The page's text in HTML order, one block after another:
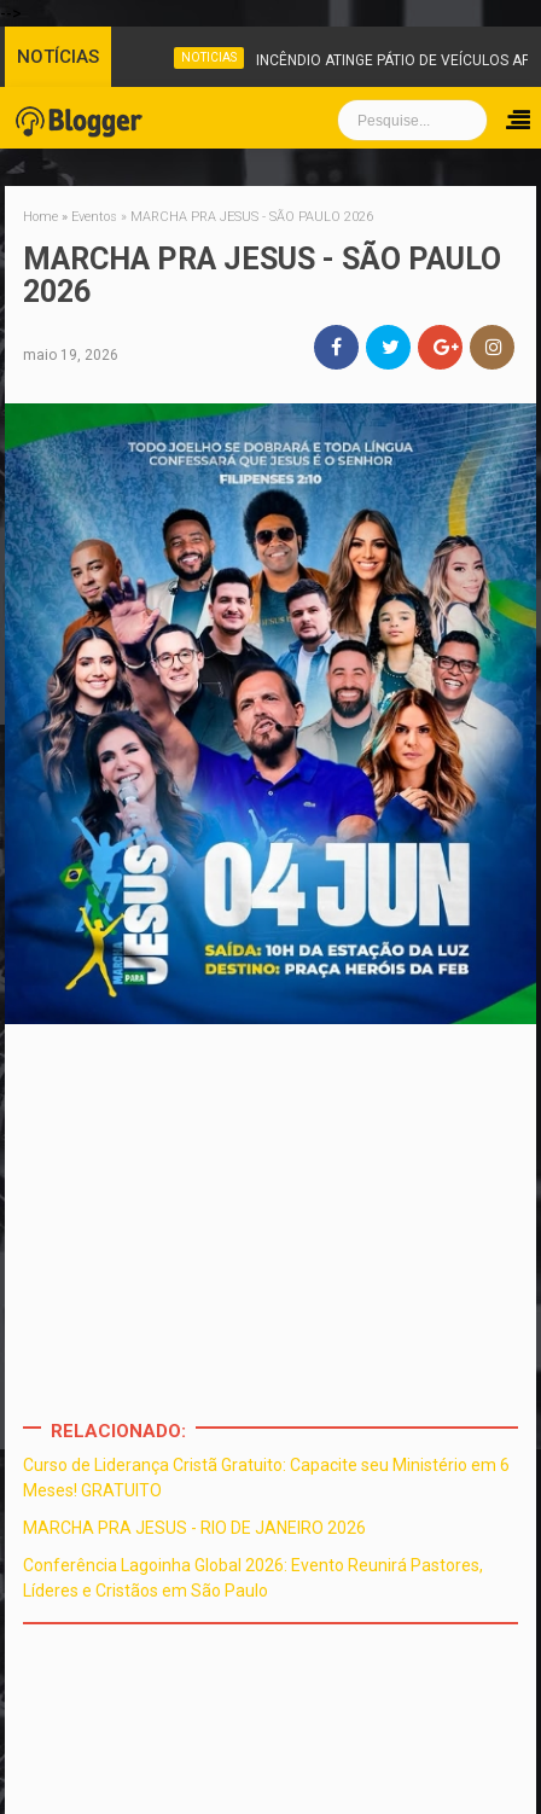
-->
NOTÍCIAS NOTICIAS INCÊNDIO ATINGE PÁTIO DE VEÍCULOS
Home » Eventos » MARCHA PRA JESUS - SÃO PAULO 2026
MARCHA PRA JESUS - SÃO PAULO
2026
maio 19, 2026
RELACIONADO:
Curso de Liderança Cristã Gratuito: Capacite seu Ministério em 6
Meses! GRATUITO
MARCHA PRA JESUS - RIO DE JANEIRO 2026
Conferência Lagoinha Global 2026: Evento Reunirá Pastores,
Líderes e Cristãos em São Paulo